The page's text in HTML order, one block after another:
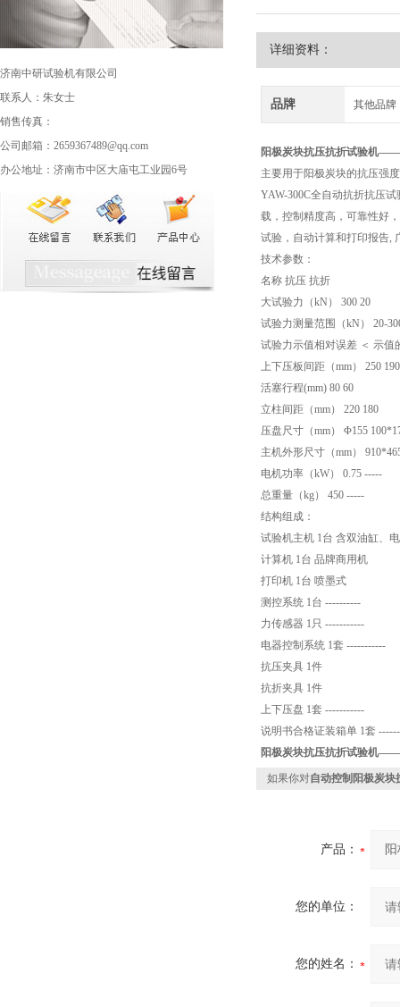
济南中研试验机有限公司
联系人：朱女士
销售传真：
公司邮箱：2659367489@qq.com
办公地址：济南市中区大庙屯工业园6号
详细资料：
品牌 其他品牌
阳极炭块抗压抗折试验机——
主要用于阳极炭块的抗压强
YAW-300C全自动抗折抗压
载，控制精度高，可靠性好
试验，自动计算和打印报告,
技术参数：
名称 抗压 抗折
大试验力（kN） 300 20
试验力测量范围（kN） 20-
试验力示值相对误差 ＜ 示值
上下压板间距（mm） 250 190
活塞行程(mm) 80 60
立柱间距（mm） 220 180
压盘尺寸（mm） Φ155
主机外形尺寸（mm）
电机功率（kW） 0.75 -----
总重量（kg） 450 -----
结构组成：
试验机主机 1台 含双油缸、
计算机 1台 品牌商用机
打印机 1台 喷墨式
测控系统 1台 ----------
力传感器 1只 -----------
电器控制系统 1套 -----------
抗压夹具 1件
抗折夹具 1件
上下压盘 1套 -----------
说明书合格证装箱单 1套
阳极炭块抗压抗折试验机——
如果你对自动控制阳极炭块
产品：
您的单位：
您的姓名：